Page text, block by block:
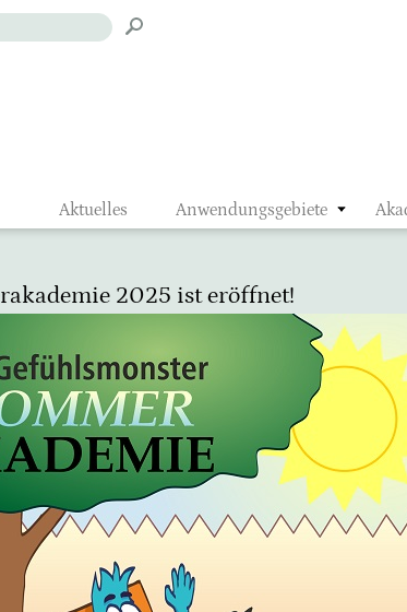
Aktuelles Anwendungsgebiete
2025 ist eröffnet!